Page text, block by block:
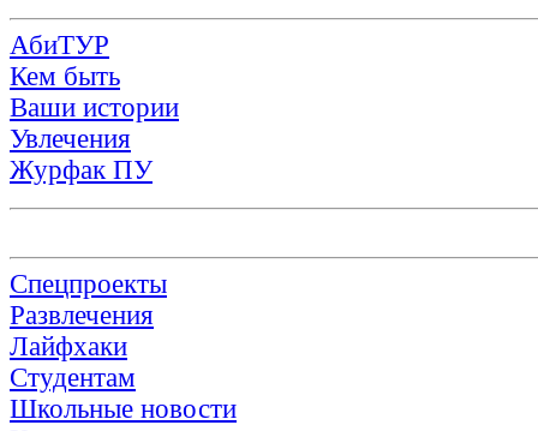
АбиТУР
Кем быть
Ваши истории
Увлечения
Журфак ПУ
Спецпроекты
Развлечения
Лайфхаки
Студентам
Школьные новости